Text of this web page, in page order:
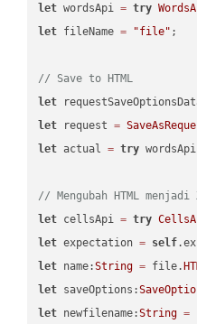
let wordsApi = try
let fileName = "file" ;
// Save to HTML
let
let request =
let actual = try
// Mengubah HTML menjadi
let cellsApi = try
let expectation = self
let name:String = file.
let saveOptions:
let newfilename:String =